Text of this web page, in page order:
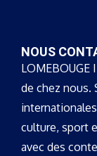
NOUS
LOMEBOUGE
de chez nous.
culture, sport
avec des